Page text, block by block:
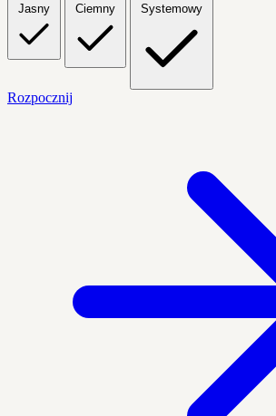
Jasny Ciemny Systemowy
Rozpocznij